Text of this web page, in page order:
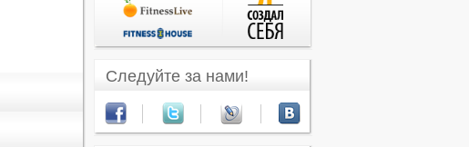
Следуйте за нами!